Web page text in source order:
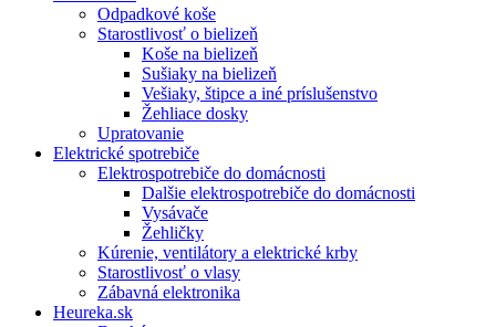
Odpadkové koše
Starostlivosť o bielizeň
Koše na bielizeň
Sušiaky na bielizeň
Vešiaky, štipce a iné príslušenstvo
Žehliace dosky
Upratovanie
Elektrické spotrebiče
Elektrospotrebiče do domácnosti
Dalšie elektrospotrebiče do domácnosti
Vysávače
Žehličky
Kúrenie, ventilátory a elektrické krby
Starostlivosť o vlasy
Zábavná elektronika
Heureka.sk